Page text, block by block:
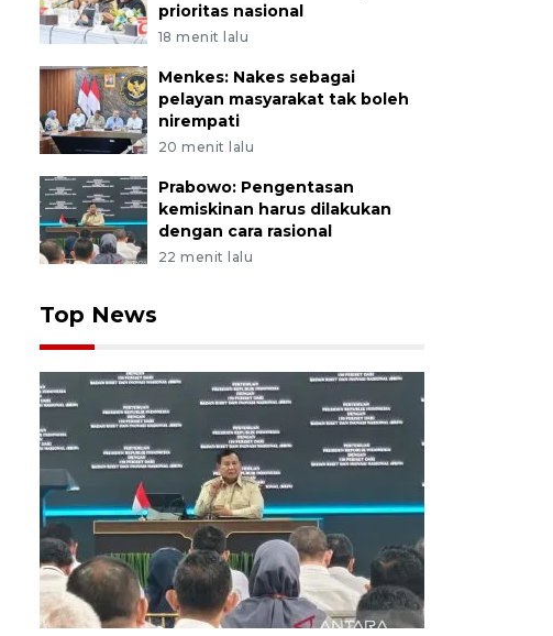
prioritas nasional
18 menit lalu
Menkes: Nakes sebagai
pelayan masyarakat tak boleh
nirempati
20 menit lalu
Prabowo: Pengentasan
kemiskinan harus dilakukan
dengan cara rasional
22 menit lalu
Top News